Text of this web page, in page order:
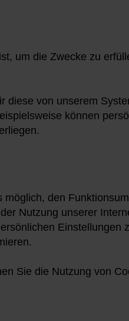
um die Zwecke zu
von unserem
können
den
Nutzung unserer
Sie die Nutzung von